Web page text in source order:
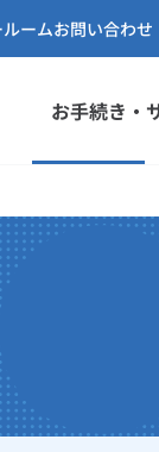
お手続き・
ームお問い合わせ